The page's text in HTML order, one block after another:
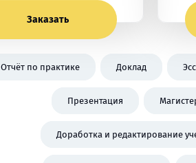
Заказать
Отчёт по практике Доклад
Презентация
Доработка и редактирование